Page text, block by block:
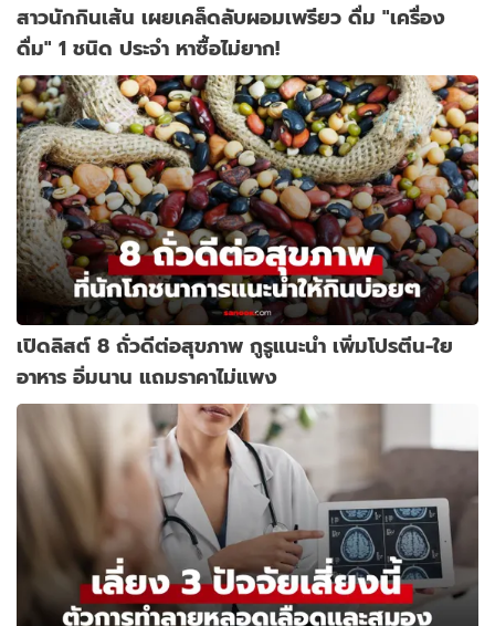
สาวนักกินเส้น เผยเคล็ดลับผอมเพรียว ดื่ม "เครื่อง
ดื่ม" 1 ชนิด ประจำ หาซื้อไม่ยาก!
เปิดลิสต์ 8 ถั่วดีต่อสุขภาพ กูรูแนะนำ เพิ่มโปรตีน-ใย
อาหาร อิ่มนาน แถมราคาไม่แพง